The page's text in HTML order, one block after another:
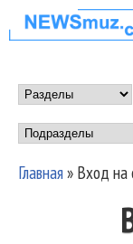
НОВОСТИ
МУЗЫКИ И
ШОУ
Main
Вы здесь
Главная» Вход на